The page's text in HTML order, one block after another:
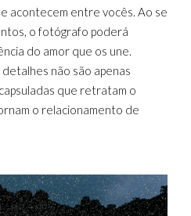
acontecem entre vocês. Ao se
o fotógrafo poderá
do amor que os une.
não são apenas
que retratam o
o relacionamento de